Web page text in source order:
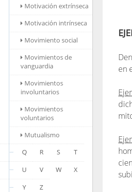
Motivación extrínseca
Motivación intrínseca
Movimiento social
Movimientos de
vanguardia
Movimientos
involuntarios
Movimientos
voluntarios
Mutualismo
Q
R S
T
U
V W
X
Y
Z
en